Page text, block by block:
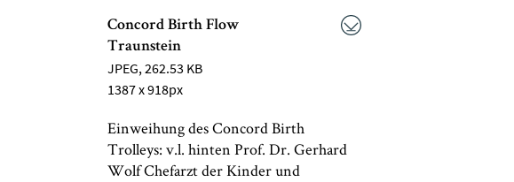
Concord Birth Flow
Traunstein
JPEG, 262.53 KB
1387 x 918px
Einweihung des Concord Birth
Trolleys: v.l. hinten Prof. Dr. Gerhard
Wolf Chefarzt der Kinder und